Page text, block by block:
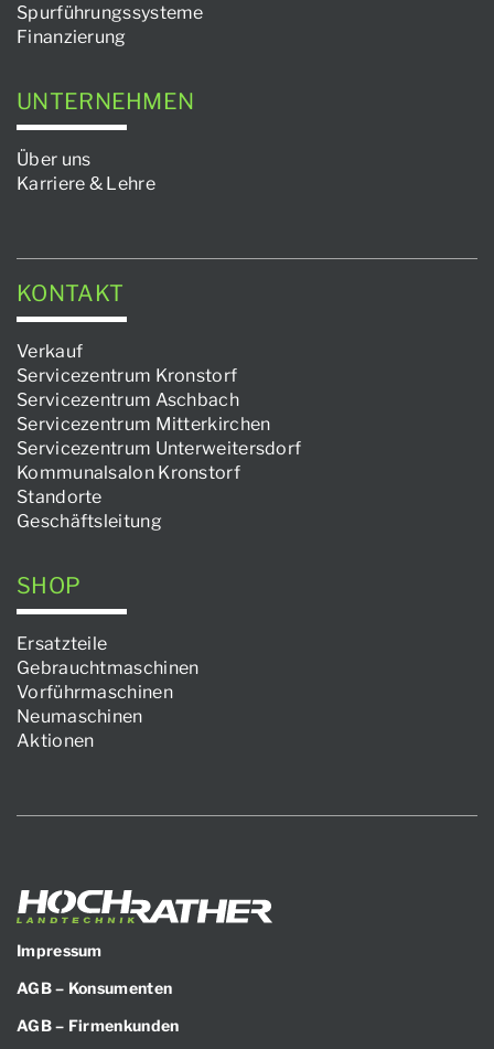
Spurführungssysteme
Finanzierung
UNTERNEHMEN
Über uns
Karriere & Lehre
KONTAKT
Verkauf
Servicezentrum Kronstorf
Servicezentrum Aschbach
Servicezentrum Mitterkirchen
Servicezentrum Unterweitersdorf
Kommunalsalon Kronstorf
Standorte
Geschäftsleitung
SHOP
Ersatzteile
Gebrauchtmaschinen
Vorführmaschinen
Neumaschinen
Aktionen
Impressum
AGB – Konsumenten
AGB – Firmenkunden